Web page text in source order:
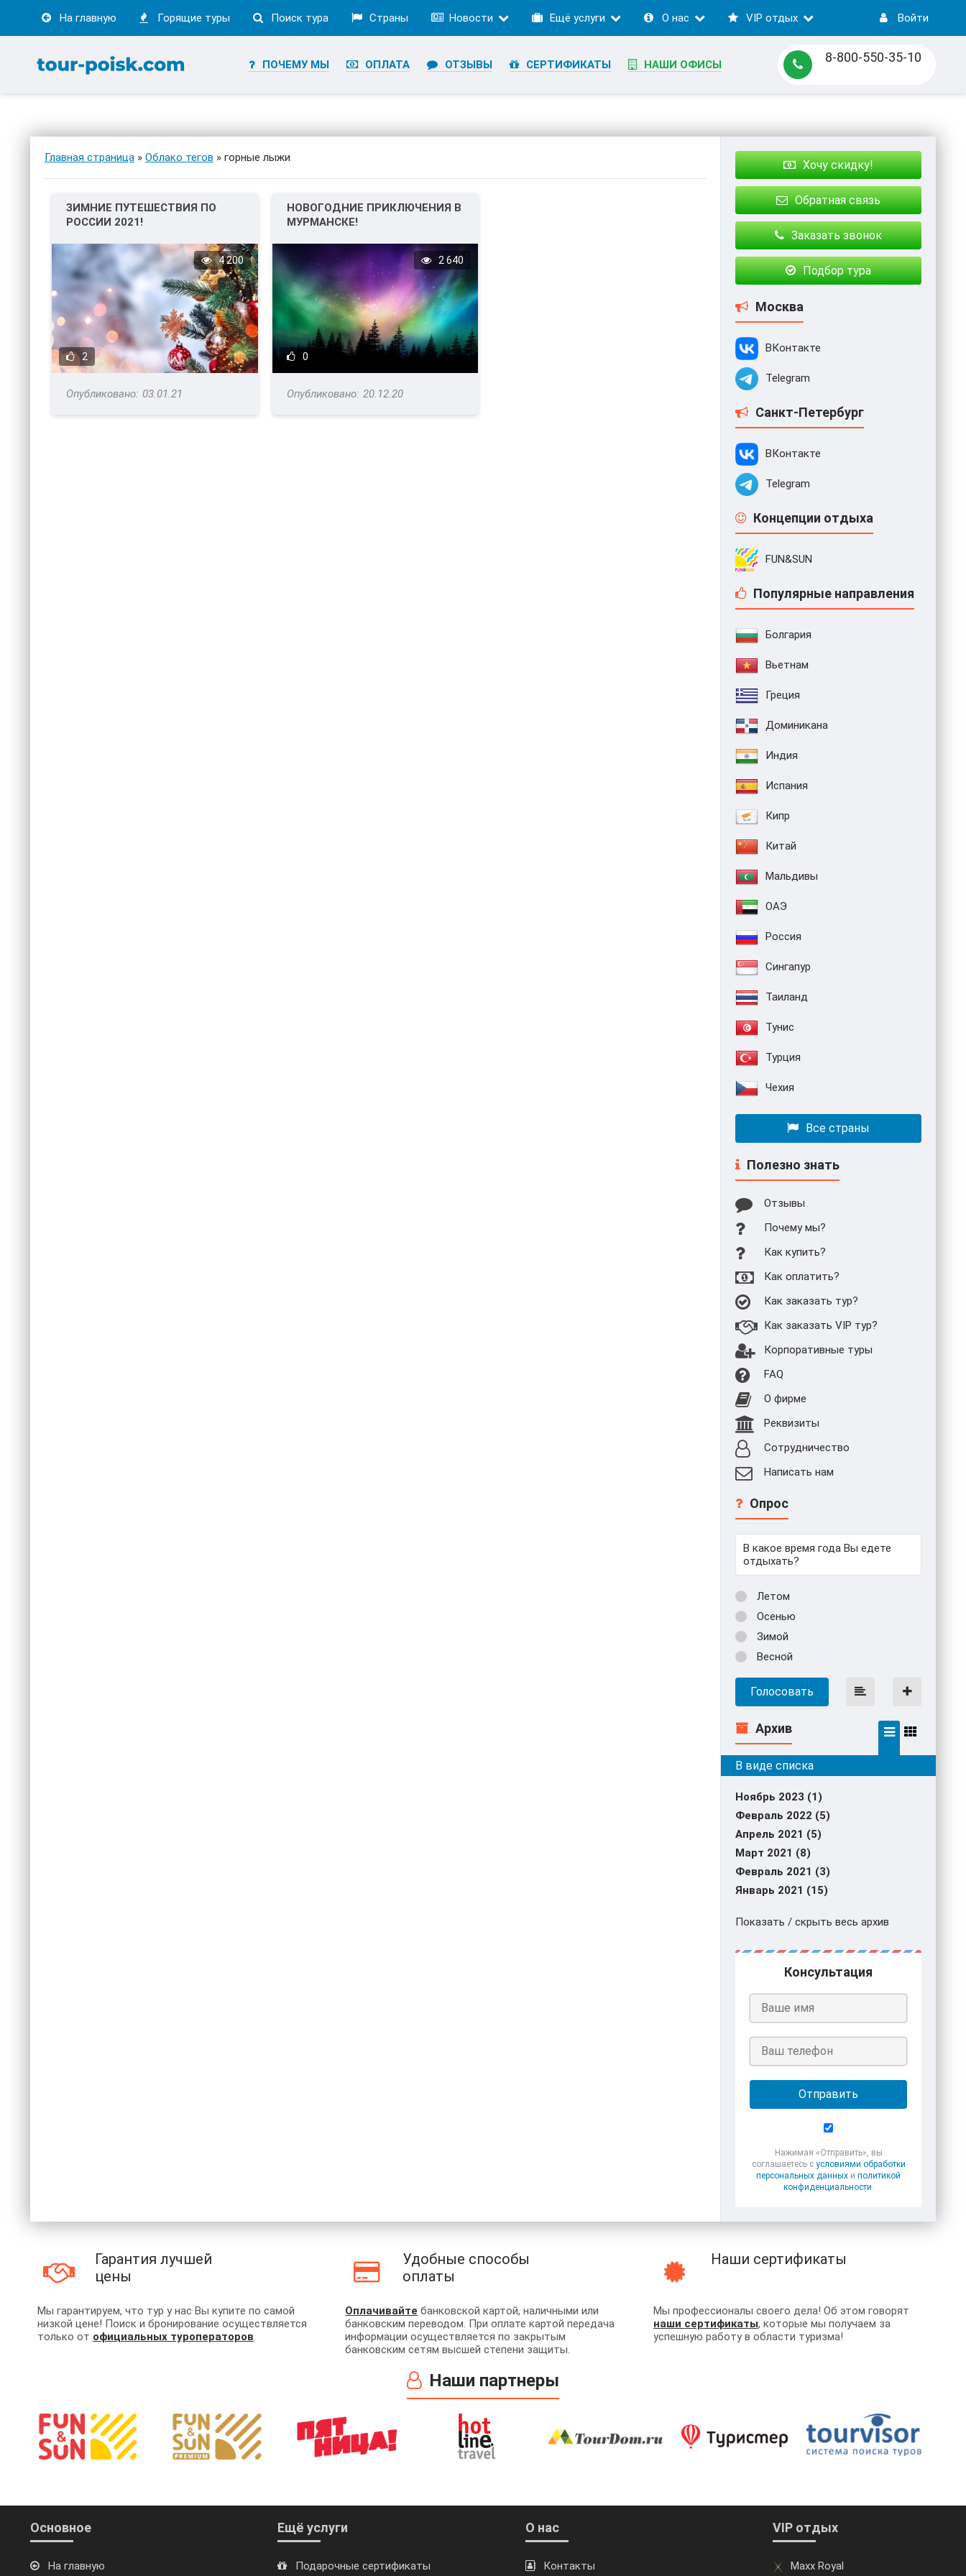
На главную Горящие туры Поиск тура Страны Новости Ещё услуги О нас VIP отдых Войти
ПОЧЕМУ МЫ ОПЛАТА ОТЗЫВЫ СЕРТИФИКАТЫ НАШИ ОФИСЫ 8-800-550-35-10
Главная страница » Облако тегов » горные лыжи
ЗИМНИЕ ПУТЕШЕСТВИЯ ПО
РОССИИ 2021!
2
4 200
03.01.21
НОВОГОДНИЕ ПРИКЛЮЧЕНИЯ В
МУРМАНСКЕ!
0
2 640
20.12.20
Хочу скидку!
Обратная связь
Заказать звонок
Подбор тура
Москва
ВКонтакте
Telegram
Санкт-Петербург
ВКонтакте
Telegram
Концепции отдыха
FUN&SUN
Популярные направления
Болгария
Вьетнам
Греция
Доминикана
Индия
Испания
Кипр
Китай
Мальдивы
ОАЭ
Россия
Сингапур
Таиланд
Тунис
Турция
Чехия
Все страны
Полезно знать
Отзывы
Почему мы?
Как купить?
Как оплатить?
Как заказать тур?
Как заказать VIP тур?
Корпоративные туры
FAQ
О фирме
Реквизиты
Сотрудничество
Написать нам
Опрос
В какое время года Вы едете
отдыхать?
Летом
Осенью
Зимой
Весной
Голосовать
Архив
Ноябрь 2023 (1)
Февраль 2022 (5)
Апрель 2021 (5)
Март 2021 (8)
Февраль 2021 (3)
Январь 2021 (15)
Показать / скрыть весь архив
Консультация
Отправить
Нажимая «Отправить», вы
соглашаетесь с условиями обработки
персональных данных и политикой
конфиденциальности.
Гарантия лучшей
цены
Мы гарантируем, что тур у нас Вы купите по самой
низкой цене! Поиск и бронирование осуществляется
только от официальных туроператоров.
Удобные способы
оплаты
Оплачивайте банковской картой, наличными или
банковским переводом. При оплате картой передача
информации осуществляется по закрытым
банковским сетям высшей степени защиты.
Наши сертификаты
Мы профессионалы своего дела! Об этом говорят
наши сертификаты, которые мы получаем за
успешную работу в области туризма!
Наши партнеры
Основное
На главную
Ещё услуги
Подарочные сертификаты
О нас
Контакты
VIP отдых
Maxx Royal